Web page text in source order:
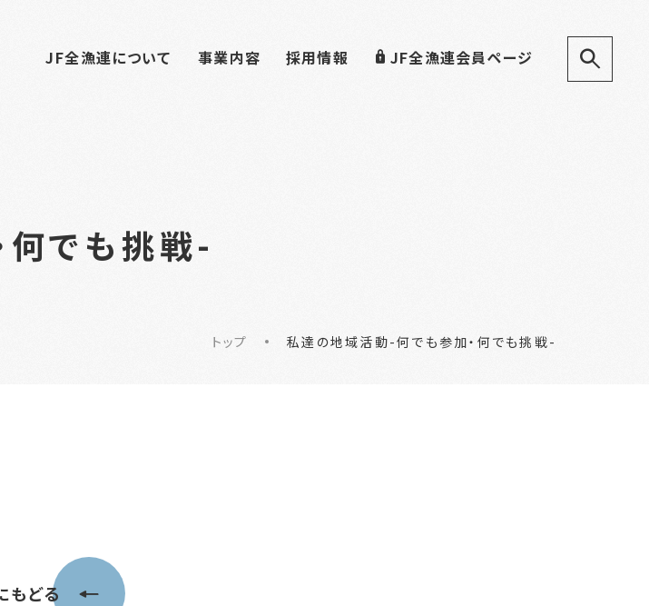
JF全漁連について 事業内容 採用情報 JF全漁連会員ページ
でも挑戦-
トップ 私達の地域活動-何でも参加・何でも挑戦-
もどる